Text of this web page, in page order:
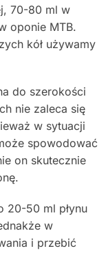
70-80 ml w
oponie MTB.
kół używamy
do szerokości
nie zaleca się
w sytuacji
spowodować
on skutecznie
20-50 ml płynu
w
i przebić